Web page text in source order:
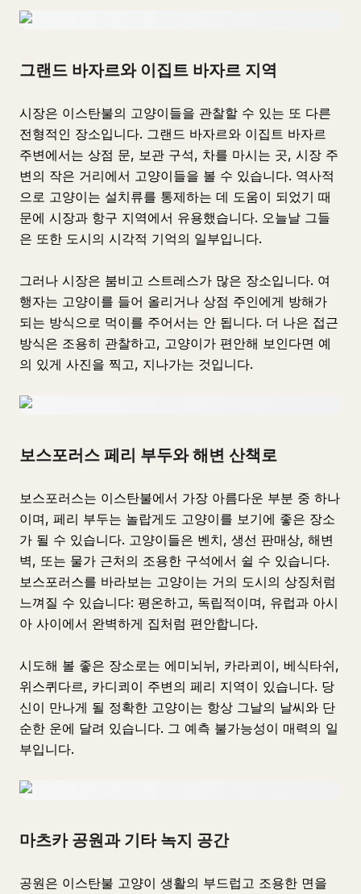
그랜드 바자르와 이집트 바자르 지역
시장은 이스탄불의 고양이들을 관찰할 수 있는 또 다른
전형적인 장소입니다. 그랜드 바자르와 이집트 바자르
주변에서는 상점 문, 보관 구석, 차를 마시는 곳, 시장 주
변의 작은 거리에서 고양이들을 볼 수 있습니다. 역사적
으로 고양이는 설치류를 통제하는 데 도움이 되었기 때
문에 시장과 항구 지역에서 유용했습니다. 오늘날 그들
은 또한 도시의 시각적 기억의 일부입니다.
그러나 시장은 붐비고 스트레스가 많은 장소입니다. 여
행자는 고양이를 들어 올리거나 상점 주인에게 방해가
되는 방식으로 먹이를 주어서는 안 됩니다. 더 나은 접근
방식은 조용히 관찰하고, 고양이가 편안해 보인다면 예
의 있게 사진을 찍고, 지나가는 것입니다.
보스포러스 페리 부두와 해변 산책로
보스포러스는 이스탄불에서 가장 아름다운 부분 중 하나
이며, 페리 부두는 놀랍게도 고양이를 보기에 좋은 장소
가 될 수 있습니다. 고양이들은 벤치, 생선 판매상, 해변
벽, 또는 물가 근처의 조용한 구석에서 쉴 수 있습니다.
보스포러스를 바라보는 고양이는 거의 도시의 상징처럼
느껴질 수 있습니다: 평온하고, 독립적이며, 유럽과 아시
아 사이에서 완벽하게 집처럼 편안합니다.
시도해 볼 좋은 장소로는 에미뇌뉘, 카라쾨이, 베식타쉬,
위스퀴다르, 카디쾨이 주변의 페리 지역이 있습니다. 당
신이 만나게 될 정확한 고양이는 항상 그날의 날씨와 단
순한 운에 달려 있습니다. 그 예측 불가능성이 매력의 일
부입니다.
마츠카 공원과 기타 녹지 공간
공원은 이스탄불 고양이 생활의 부드럽고 조용한 면을